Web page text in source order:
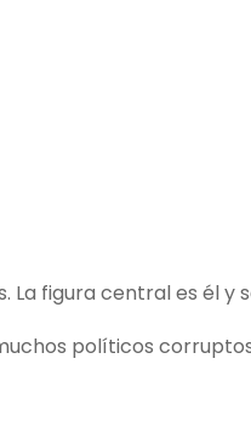
figura central es él y
políticos